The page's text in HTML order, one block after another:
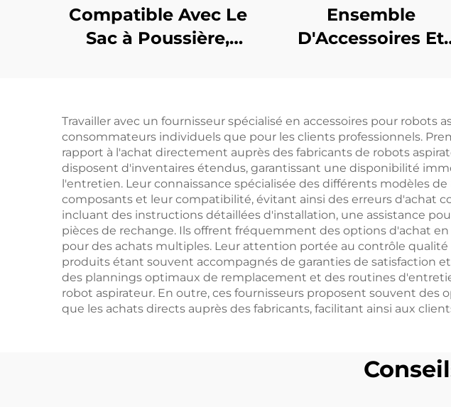
Compatible Avec Le
Sac à Poussière,
Aspirateur Dreame
Accessoires
L10plus/Z10pro/D10PLUS
Ensemble
D'Accessoires Et
Travailler avec un fournisseur spécialisé en accessoires pour
consommateurs individuels que pour les clients professionnels.
rapport à l'achat directement auprès des fabricants de robots
disposent d'inventaires étendus, garantissant une disponibilité
l'entretien. Leur connaissance spécialisée des différents modèles
composants et leur compatibilité, évitant ainsi des erreurs d'achat
incluant des instructions détaillées d'installation, une assistance
pièces de rechange. Ils offrent fréquemment des options d'achat
pour des achats multiples. Leur attention portée au contrôle
produits étant souvent accompagnés de garanties de satisfaction
des plannings optimaux de remplacement et des routines
robot aspirateur. En outre, ces fournisseurs proposent souvent
que les achats directs auprès des fabricants, facilitant ainsi aux